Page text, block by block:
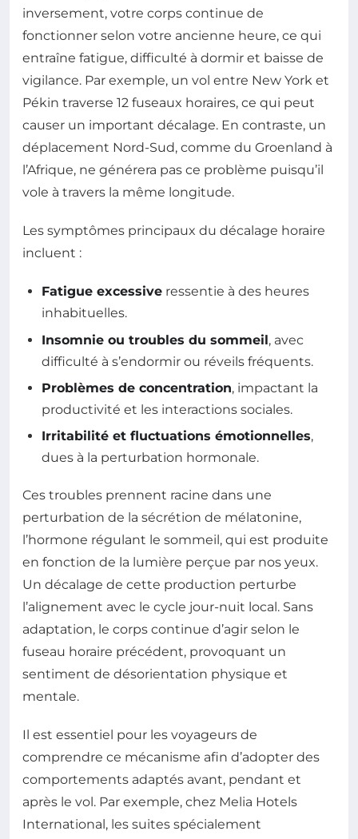
inversement, votre corps continue de
fonctionner selon votre ancienne heure, ce qui
entraîne fatigue, difficulté à dormir et baisse de
vigilance. Par exemple, un vol entre New York et
Pékin traverse 12 fuseaux horaires, ce qui peut
causer un important décalage. En contraste, un
déplacement Nord-Sud, comme du Groenland à
l’Afrique, ne générera pas ce problème puisqu’il
vole à travers la même longitude.
Les symptômes principaux du décalage horaire
incluent :
Fatigue excessive ressentie à des heures
inhabituelles.
Insomnie ou troubles du sommeil, avec
difficulté à s’endormir ou réveils fréquents.
Problèmes de concentration, impactant la
productivité et les interactions sociales.
Irritabilité et fluctuations émotionnelles,
dues à la perturbation hormonale.
Ces troubles prennent racine dans une
perturbation de la sécrétion de mélatonine,
l’hormone régulant le sommeil, qui est produite
en fonction de la lumière perçue par nos yeux.
Un décalage de cette production perturbe
l’alignement avec le cycle jour-nuit local. Sans
adaptation, le corps continue d’agir selon le
fuseau horaire précédent, provoquant un
sentiment de désorientation physique et
mentale.
Il est essentiel pour les voyageurs de
comprendre ce mécanisme afin d’adopter des
comportements adaptés avant, pendant et
après le vol. Par exemple, chez Melia Hotels
International, les suites spécialement